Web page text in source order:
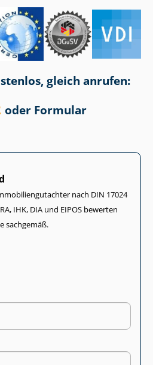
gleich anrufen:
oder Formular
nach DIN 17024
IHK, DIA und EIPOS bewerten
sachgemäß.